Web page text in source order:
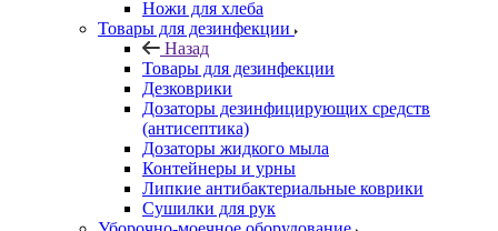
Ножи для хлеба
Товары для дезинфекции
Назад
Товары для дезинфекции
Дезковрики
Дозаторы дезинфицирующих средств
(антисептика)
Дозаторы жидкого мыла
Контейнеры и урны
Липкие антибактериальные коврики
Сушилки для рук